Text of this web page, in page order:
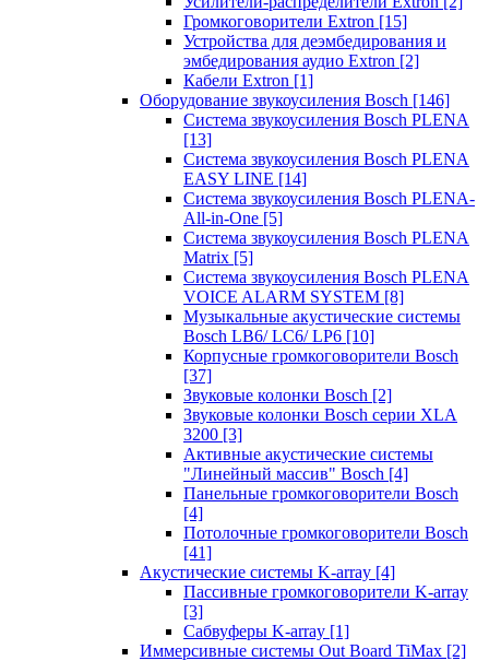
Громкоговорители Extron [15]
Устройства для деэмбедирования и
эмбедирования аудио Extron [2]
Кабели Extron [1]
Оборудование звукоусиления Bosch [146]
Система звукоусиления Bosch PLENA
[13]
Система звукоусиления Bosch PLENA
EASY LINE [14]
Система звукоусиления Bosch PLENA-
All-in-One [5]
Система звукоусиления Bosch PLENA
Matrix [5]
Система звукоусиления Bosch PLENA
VOICE ALARM SYSTEM [8]
Музыкальные акустические системы
Bosch LB6/ LC6/ LP6 [10]
Корпусные громкоговорители Bosch
[37]
Звуковые колонки Bosch [2]
Звуковые колонки Bosch серии XLA
3200 [3]
Активные акустические системы
"Линейный массив" Bosch [4]
Панельные громкоговорители Bosch
[4]
Потолочные громкоговорители Bosch
[41]
Акустические системы K-array [4]
Пассивные громкоговорители K-array
[3]
Сабвуферы K-array [1]
Иммерсивные системы Out Board TiMax [2]